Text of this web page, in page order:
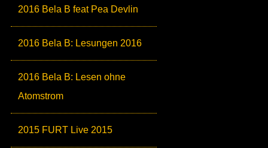
2016 Bela B feat Pea Devlin
2016 Bela B: Lesungen 2016
2016 Bela B: Lesen ohne
Atomstrom
2015 FURT Live 2015